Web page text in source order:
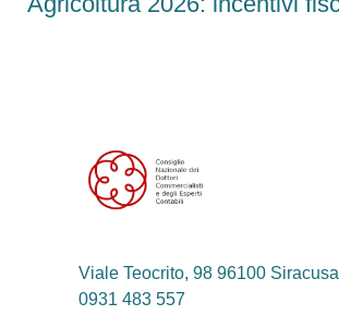
Viale Teocrito, 98 96100 Siracusa
0931 483 557